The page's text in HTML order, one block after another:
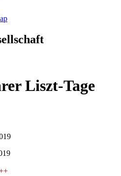
Liszt-Tage